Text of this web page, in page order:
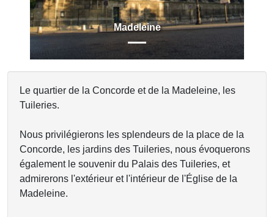
Madeleine
Le quartier de la Concorde et de la Madeleine, les
Tuileries.
Nous privilégierons les splendeurs de la place de la
Concorde, les jardins des Tuileries, nous évoquerons
également le souvenir du Palais des Tuileries, et
admirerons l'extérieur et l'intérieur de l'Église de la
Madeleine.